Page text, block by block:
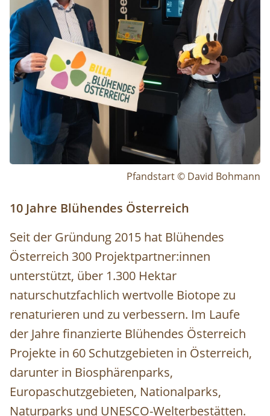
Pfandstart © David Bohmann
10 Jahre Blühendes Österreich
Seit der Gründung 2015 hat Blühendes
Österreich 300 Projektpartner:innen
unterstützt, über 1.300 Hektar
naturschutzfachlich wertvolle Biotope zu
renaturieren und zu verbessern. Im Laufe
der Jahre finanzierte Blühendes Österreich
Projekte in 60 Schutzgebieten in Österreich,
darunter in Biosphärenparks,
Europaschutzgebieten, Nationalparks,
Naturparks und UNESCO-Welterbestätten.